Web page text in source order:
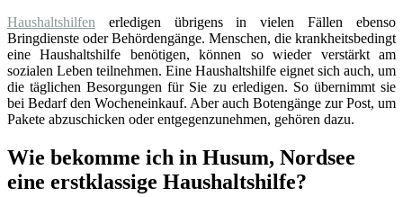
Haushaltshilfen erledigen übrigens in vielen Fällen ebenso
Bringdienste oder Behördengänge. Menschen, die krankheitsbedingt
eine Haushaltshilfe benötigen, können so wieder verstärkt am
sozialen Leben teilnehmen. Eine Haushaltshilfe eignet sich auch, um
die täglichen Besorgungen für Sie zu erledigen. So übernimmt sie
bei Bedarf den Wocheneinkauf. Aber auch Botengänge zur Post, um
Pakete abzuschicken oder entgegenzunehmen, gehören dazu.
Wie bekomme ich in Husum, Nordsee
eine erstklassige Haushaltshilfe?